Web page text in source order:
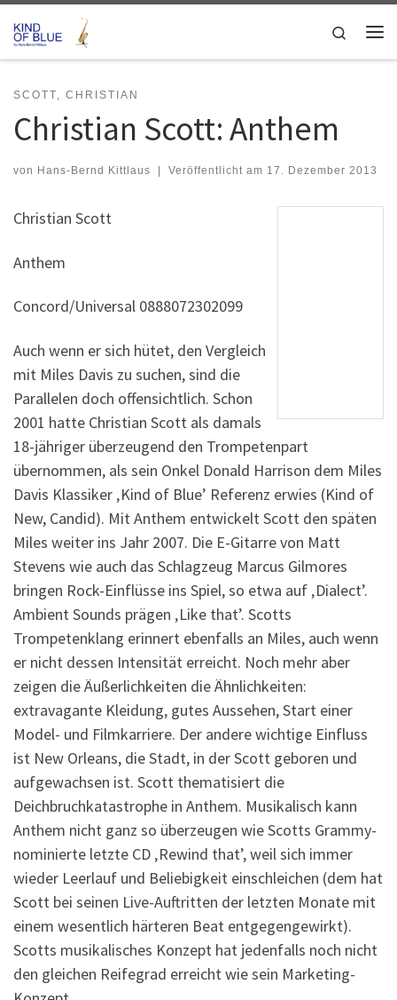
Zum Inhalt springen
Search
SCOTT, CHRISTIAN
Christian Scott: Anthem
von Hans-Bernd Kittlaus Veröffentlicht am 17. Dezember 2013
Christian Scott
Anthem
Concord/Universal 0888072302099
Auch wenn er sich hütet, den Vergleich
mit Miles Davis zu suchen, sind die
Parallelen doch offensichtlich. Schon
2001 hatte Christian Scott als damals
18-jähriger überzeugend den Trompetenpart
übernommen, als sein Onkel Donald Harrison dem Miles
Davis Klassiker ‚Kind of Blue’ Referenz erwies (Kind of
New, Candid). Mit Anthem entwickelt Scott den späten
Miles weiter ins Jahr 2007. Die E-Gitarre von Matt
Stevens wie auch das Schlagzeug Marcus Gilmores
bringen Rock-Einflüsse ins Spiel, so etwa auf ‚Dialect’.
Ambient Sounds prägen ‚Like that’. Scotts
Trompetenklang erinnert ebenfalls an Miles, auch wenn
er nicht dessen Intensität erreicht. Noch mehr aber
zeigen die Äußerlichkeiten die Ähnlichkeiten:
extravagante Kleidung, gutes Aussehen, Start einer
Model- und Filmkarriere. Der andere wichtige Einfluss
ist New Orleans, die Stadt, in der Scott geboren und
aufgewachsen ist. Scott thematisiert die
Deichbruchkatastrophe in Anthem. Musikalisch kann
Anthem nicht ganz so überzeugen wie Scotts Grammy-
nominierte letzte CD ‚Rewind that’, weil sich immer
wieder Leerlauf und Beliebigkeit einschleichen (dem hat
Scott bei seinen Live-Auftritten der letzten Monate mit
einem wesentlich härteren Beat entgegengewirkt).
Scotts musikalisches Konzept hat jedenfalls noch nicht
den gleichen Reifegrad erreicht wie sein Marketing-